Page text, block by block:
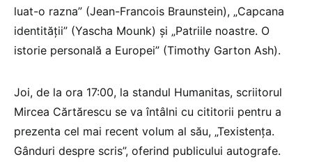
luat-o razna” (Jean-Francois Braunstein), „Capcana
identității” (Yascha Mounk) și „Patriile noastre. O
istorie personală a Europei” (Timothy Garton Ash).
Joi, de la ora 17:00, la standul Humanitas, scriitorul
Mircea Cărtărescu se va întâlni cu cititorii pentru a
prezenta cel mai recent volum al său, „Texistența.
Gânduri despre scris”, oferind publicului autografe.